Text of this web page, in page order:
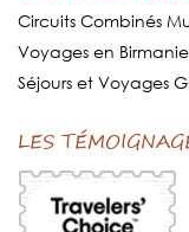
Circuits Combinés
Voyages en
Séjours et Voyages
LES